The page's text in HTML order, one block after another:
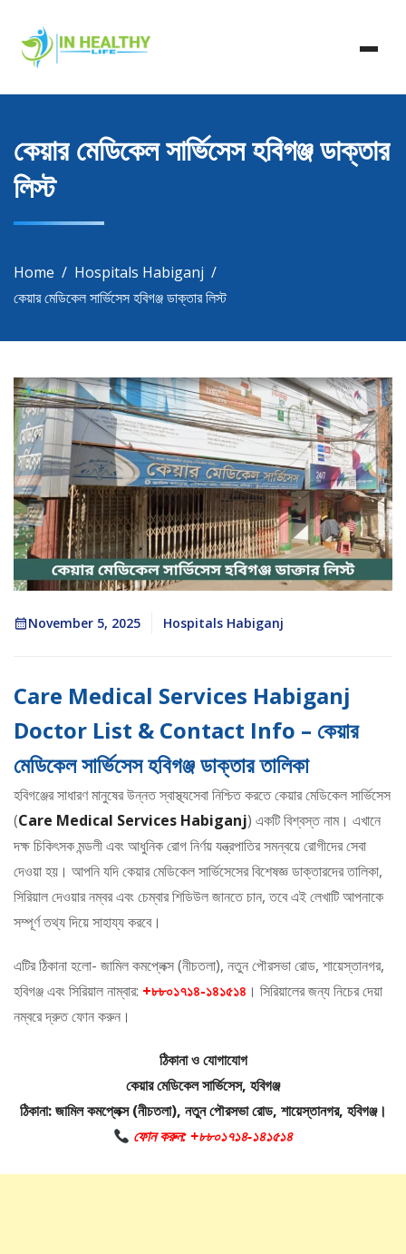
content
In Healthy Life
In Healthy Life, Healthy Life, Health Life, Doctor List,
Doctor Listing
কেয়ার মেডিকেল সার্ভিসেস হবিগঞ্জ ডাক্তার
লিস্ট
Home
Hospitals Habiganj
কেয়ার মেডিকেল সার্ভিসেস হবিগঞ্জ ডাক্তার লিস্ট
November 5, 2025 Hospitals Habiganj
Care Medical Services Habiganj
Doctor List & Contact Info – কেয়ার
মেডিকেল সার্ভিসেস হবিগঞ্জ ডাক্তার তালিকা
হবিগঞ্জের সাধারণ মানুষের উন্নত স্বাস্থ্যসেবা নিশ্চিত করতে কেয়ার মেডিকেল সার্ভিসেস
(Care Medical Services Habiganj) একটি বিশ্বস্ত নাম। এখানে
দক্ষ চিকিৎসক মন্ডলী এবং আধুনিক রোগ নির্ণয় যন্ত্রপাতির সমন্বয়ে রোগীদের সেবা
দেওয়া হয়। আপনি যদি কেয়ার মেডিকেল সার্ভিসেসের বিশেষজ্ঞ ডাক্তারদের তালিকা,
সিরিয়াল দেওয়ার নম্বর এবং চেম্বার শিডিউল জানতে চান, তবে এই লেখাটি আপনাকে
সম্পূর্ণ তথ্য দিয়ে সাহায্য করবে।
এটির ঠিকানা হলো- জামিল কমপ্লেক্স (নীচতলা), নতুন পৌরসভা রোড, শায়েস্তানগর,
হবিগঞ্জ এবং সিরিয়াল নাম্বার: +৮৮০১৭১৪-১৪১৫১৪ । সিরিয়ালের জন্য নিচের দেয়া
নম্বরে দ্রুত ফোন করুন।
ঠিকানা ও যোগাযোগ
কেয়ার মেডিকেল সার্ভিসেস, হবিগঞ্জ
ঠিকানা: জামিল কমপ্লেক্স (নীচতলা), নতুন পৌরসভা রোড, শায়েস্তানগর, হবিগঞ্জ।
ফোন করুন: +৮৮০১৭১৪-১৪১৫১৪